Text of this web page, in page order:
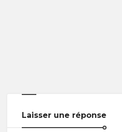
Laisser une réponse